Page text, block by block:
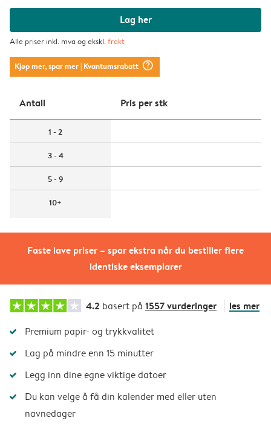
Faste lave priser – spar ekstra når du bestiller flere
identiske eksemplarer
Lag her
Alle priser inkl. mva og ekskl.frakt
Kjøp mer, spar mer| Kvantumsrabatt question_mark_circle
Antall Pris per stk
1 - 2
3 - 4
5 - 9
10+
4.2 basert på 1557 vurderinger les mer
Premium papir- og trykkvalitet
Lag på mindre enn 15 minutter
Legg inn dine egne viktige datoer
Du kan velge å få din kalender med eller uten
navnedager